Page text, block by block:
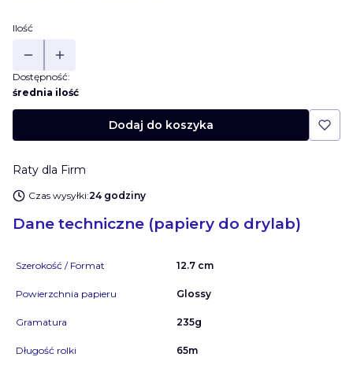
Ilość
Dostępność:
średnia ilość
Dodaj do koszyka
Raty dla Firm
Czas wysyłki:24 godziny
Dane techniczne (papiery do drylab)
Szerokość / Format 12.7 cm
Powierzchnia papieru Glossy
Gramatura 235g
Długość rolki 65m